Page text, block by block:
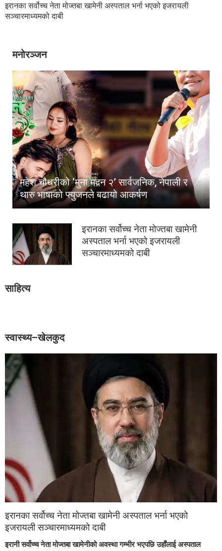
इरानका सर्वोच्च नेता मोज्तबा खामेनी अस्पताल भर्ना भएको इजरायली
सञ्चारमाध्यमको दाबी
मनोरञ्जन
महेश चौधरीको ‘मुना मदन २’ सार्वजनिक, नेपाली र
थारु भाषाको फ्युजनले बढायो आकर्षण
इरानका सर्वोच्च नेता मोज्तबा खामेनी
अस्पताल भर्ना भएको इजरायली
सञ्चारमाध्यमको दाबी
साहित्य
स्वास्थ्य–खेलकुद
इरानका सर्वोच्च नेता मोज्तबा खामेनी अस्पताल भर्ना भएको
इजरायली सञ्चारमाध्यमको दाबी
इरानी सर्वोच्च नेता मोज्तबा खामेनीको अवस्था गम्भीर भएपछि उहाँलाई अस्पताल